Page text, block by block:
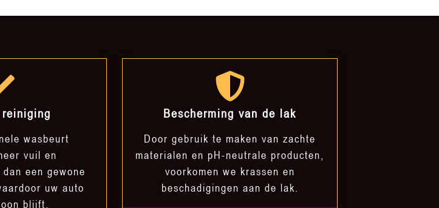
wasbeurt
vuil en
een gewone
uw auto
blijft.
Bescherming van de lak
Door gebruik te maken van zachte
materialen en pH-neutrale producten,
voorkomen we krassen en
beschadigingen aan de lak.